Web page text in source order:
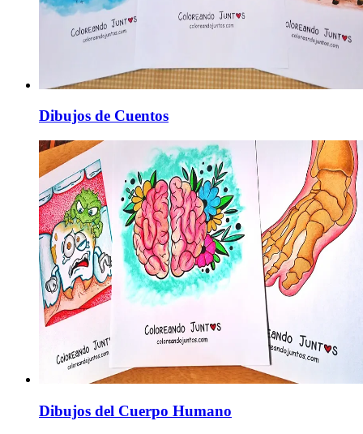
Dibujos de Cuentos
Dibujos del Cuerpo Humano